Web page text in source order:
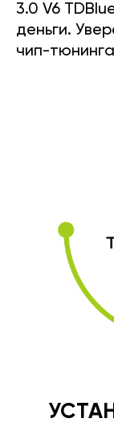
3.0 V6
деньги.
чип-